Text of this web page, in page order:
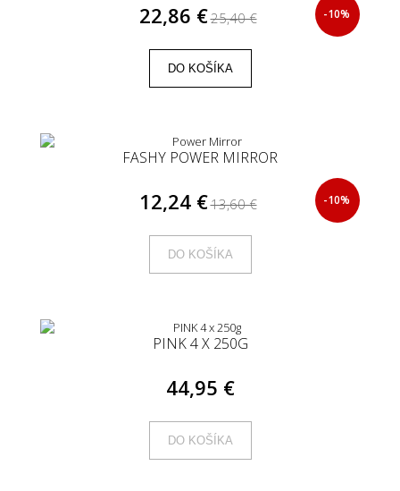
22,86 €25,40 € -10%
DO KOŠÍKA
FASHY POWER MIRROR
12,24 €13,60 € -10%
DO KOŠÍKA
PINK 4 X 250G
44,95 €
DO KOŠÍKA